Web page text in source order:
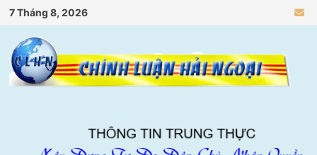
Skip
to
content
7 Tháng 8, 2026